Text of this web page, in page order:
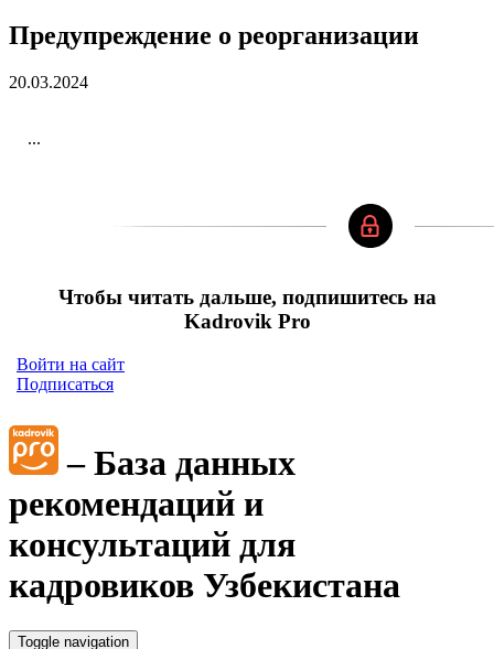
Предупреждение о реорганизации
20.03.2024
...
Чтобы читать дальше, подпишитесь на
Kadrovik Pro
Войти на сайт
Подписаться
– База данных
рекомендаций и
консультаций для
кадровиков Узбекистана
Toggle navigation